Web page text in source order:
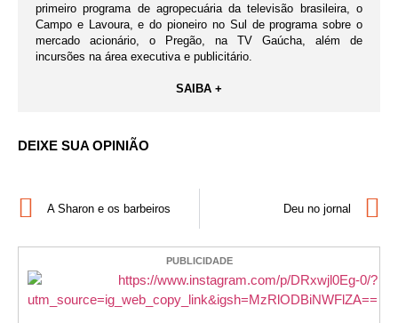
primeiro programa de agropecuária da televisão brasileira, o
Campo e Lavoura, e do pioneiro no Sul de programa sobre o
mercado acionário, o Pregão, na TV Gaúcha, além de
incursões na área executiva e publicitário.
SAIBA +
DEIXE SUA OPINIÃO
A Sharon e os barbeiros Deu no jornal
PUBLICIDADE